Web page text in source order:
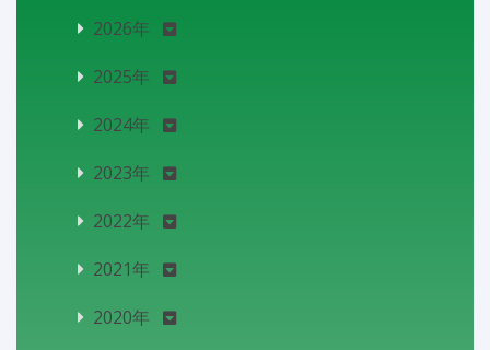
2026年
2025年
2024年
2023年
2022年
2021年
2020年